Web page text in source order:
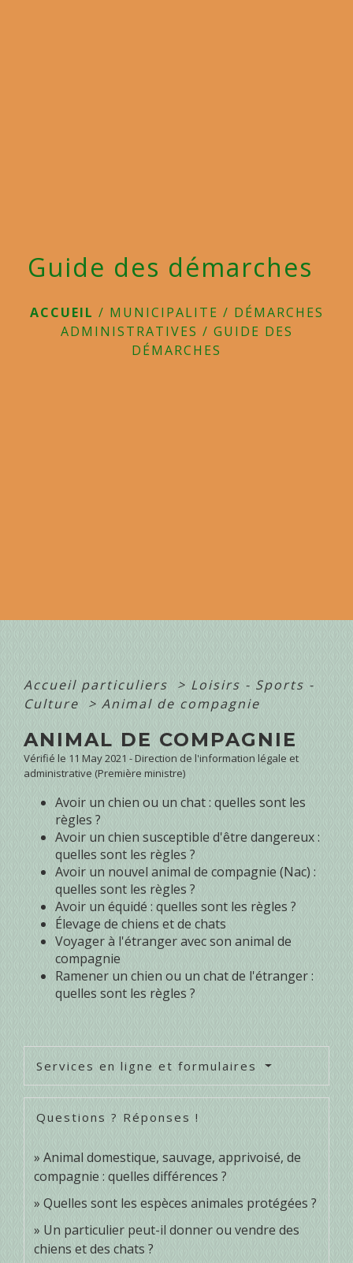
Guide des démarches
ACCUEIL / MUNICIPALITE / DÉMARCHES
ADMINISTRATIVES / GUIDE DES
DÉMARCHES
Accueil particuliers > Loisirs - Sports -
Culture
> Animal de compagnie
ANIMAL DE COMPAGNIE
Vérifié le 11 May 2021 - Direction de l'information légale et
administrative (Première ministre)
Avoir un chien ou un chat : quelles sont les
règles ?
Avoir un chien susceptible d'être dangereux :
quelles sont les règles ?
Avoir un nouvel animal de compagnie (Nac) :
quelles sont les règles ?
Avoir un équidé : quelles sont les règles ?
Élevage de chiens et de chats
Voyager à l'étranger avec son animal de
compagnie
Ramener un chien ou un chat de l'étranger :
quelles sont les règles ?
Services en ligne et formulaires
Questions ? Réponses !
Animal domestique, sauvage, apprivoisé, de
compagnie : quelles différences ?
Quelles sont les espèces animales protégées ?
Un particulier peut-il donner ou vendre des
chiens et des chats ?